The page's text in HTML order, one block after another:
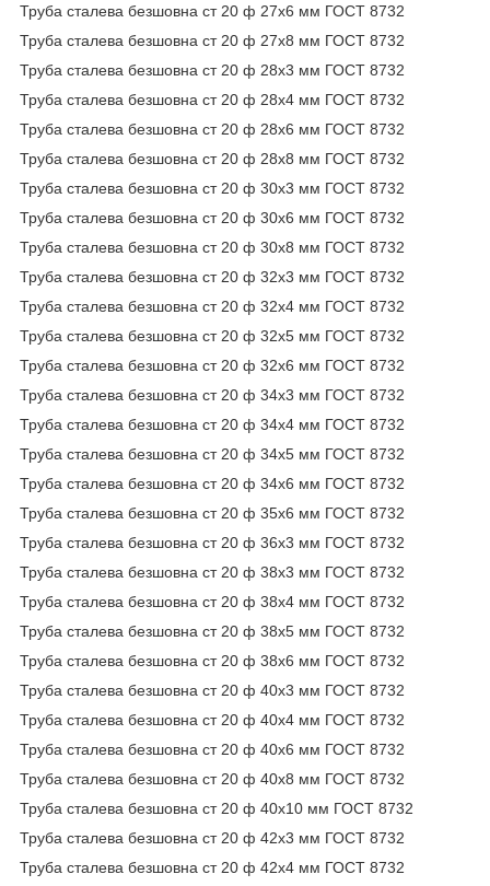
Труба сталева безшовна ст 20 ф 27х6 мм ГОСТ 8732
Труба сталева безшовна ст 20 ф 27х8 мм ГОСТ 8732
Труба сталева безшовна ст 20 ф 28х3 мм ГОСТ 8732
Труба сталева безшовна ст 20 ф 28х4 мм ГОСТ 8732
Труба сталева безшовна ст 20 ф 28х6 мм ГОСТ 8732
Труба сталева безшовна ст 20 ф 28х8 мм ГОСТ 8732
Труба сталева безшовна ст 20 ф 30х3 мм ГОСТ 8732
Труба сталева безшовна ст 20 ф 30х6 мм ГОСТ 8732
Труба сталева безшовна ст 20 ф 30х8 мм ГОСТ 8732
Труба сталева безшовна ст 20 ф 32х3 мм ГОСТ 8732
Труба сталева безшовна ст 20 ф 32х4 мм ГОСТ 8732
Труба сталева безшовна ст 20 ф 32х5 мм ГОСТ 8732
Труба сталева безшовна ст 20 ф 32х6 мм ГОСТ 8732
Труба сталева безшовна ст 20 ф 34х3 мм ГОСТ 8732
Труба сталева безшовна ст 20 ф 34х4 мм ГОСТ 8732
Труба сталева безшовна ст 20 ф 34х5 мм ГОСТ 8732
Труба сталева безшовна ст 20 ф 34х6 мм ГОСТ 8732
Труба сталева безшовна ст 20 ф 35х6 мм ГОСТ 8732
Труба сталева безшовна ст 20 ф 36х3 мм ГОСТ 8732
Труба сталева безшовна ст 20 ф 38х3 мм ГОСТ 8732
Труба сталева безшовна ст 20 ф 38х4 мм ГОСТ 8732
Труба сталева безшовна ст 20 ф 38х5 мм ГОСТ 8732
Труба сталева безшовна ст 20 ф 38х6 мм ГОСТ 8732
Труба сталева безшовна ст 20 ф 40х3 мм ГОСТ 8732
Труба сталева безшовна ст 20 ф 40х4 мм ГОСТ 8732
Труба сталева безшовна ст 20 ф 40х6 мм ГОСТ 8732
Труба сталева безшовна ст 20 ф 40х8 мм ГОСТ 8732
Труба сталева безшовна ст 20 ф 40х10 мм ГОСТ 8732
Труба сталева безшовна ст 20 ф 42х3 мм ГОСТ 8732
Труба сталева безшовна ст 20 ф 42х4 мм ГОСТ 8732